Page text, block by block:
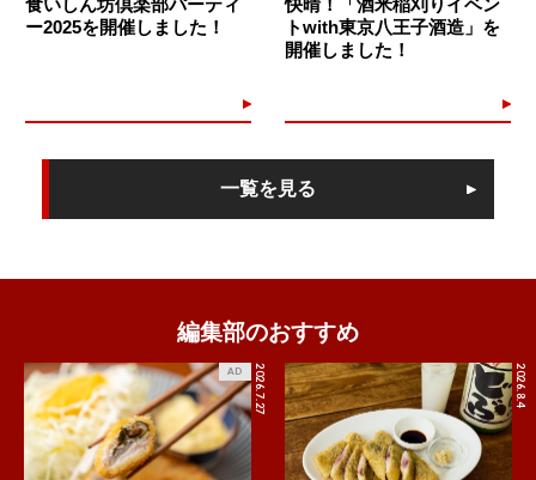
食いしん坊倶楽部パーティ
ー2025を開催しました！
快晴！「酒米稲刈りイベン
トwith東京八王子酒造」を
開催しました！
一覧を見る
編集部のおすすめ
2026.7.27
AD 2026.8.4